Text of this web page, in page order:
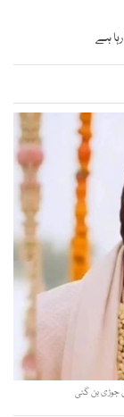
ہے
جوڑی بن گئی